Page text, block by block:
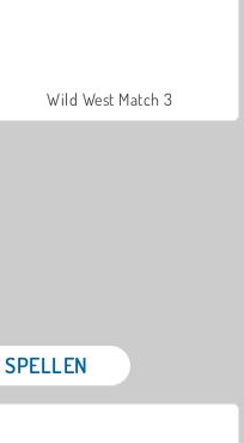
Wild West Match 3